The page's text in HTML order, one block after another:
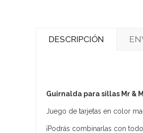
DESCRIPCIÓN
Guirnalda para sillas Mr &
​Juego de tarjetas en color
¡Podrás combinarlas con